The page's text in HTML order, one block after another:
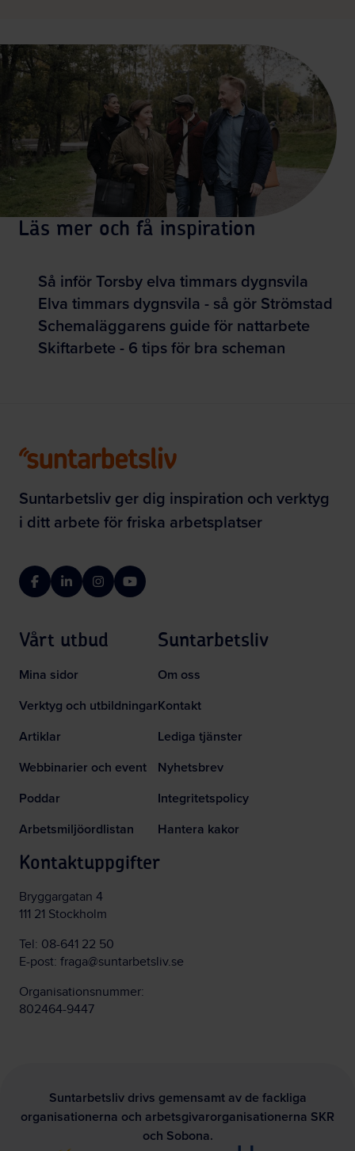
Läs mer och få inspiration
Så inför Torsby elva timmars dygnsvila
Elva timmars dygnsvila - så gör Strömstad
Schemaläggarens guide för nattarbete
Skiftarbete - 6 tips för bra scheman
Suntarbetsliv ger dig inspiration och verktyg
i ditt arbete för friska arbetsplatser
FacebookLinkedInInstagramYouTube
Vårt utbud
Mina sidor
Verktyg och utbildningar
Artiklar
Webbinarier och event
Poddar
Arbetsmiljöordlistan
Suntarbetsliv
Om oss
Kontakt
Lediga tjänster
Nyhetsbrev
Integritetspolicy
Hantera kakor
Kontaktuppgifter
Bryggargatan 4
111 21 Stockholm
Tel: 08-641 22 50
E-post: fraga@suntarbetsliv.se
Organisationsnummer:
802464-9447
Suntarbetsliv drivs gemensamt av de fackliga
organisationerna och arbetsgivarorganisationerna SKR
och Sobona.